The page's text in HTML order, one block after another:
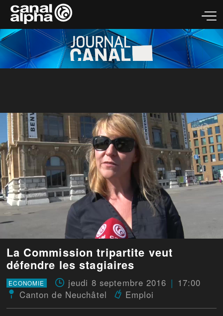
La Commission tripartite veut
défendre les stagiaires
ECONOMIE jeudi 8 septembre 2016
17:00
Canton de Neuchâtel
Emploi